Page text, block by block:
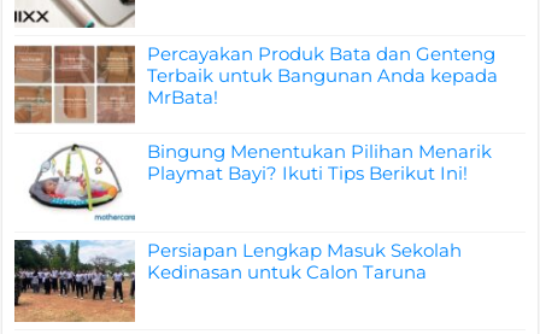
Percayakan Produk Bata dan Genteng
Terbaik untuk Bangunan Anda kepada
MrBata!
Bingung Menentukan Pilihan Menarik
Playmat Bayi? Ikuti Tips Berikut Ini!
Persiapan Lengkap Masuk Sekolah
Kedinasan untuk Calon Taruna